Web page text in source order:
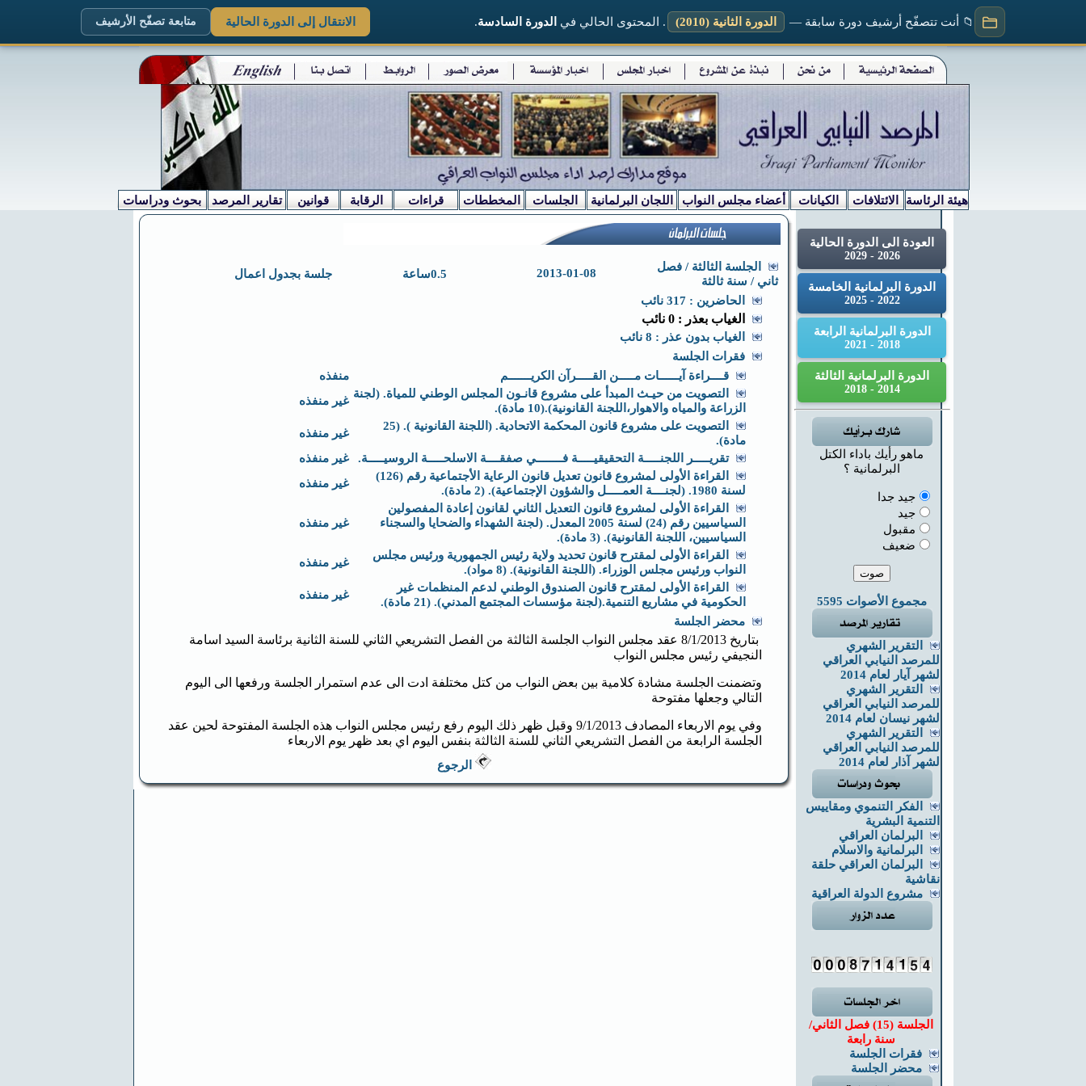
📁 أنت تتصفّح أرشيف دورة سابقة — الدورة الثانية (2010) . المحتوى الحالي في الدورة السادسة. الانتقال إلى الدورة الحالية متابعة تصفّح الأرشيف
هيئة الرئاسة الائتلافات الكيانات أعضاء مجلس النواب اللجان البرلمانية الجلسات المخططات قراءات الرقابة قوانين تقارير المرصد بحوث ودراسات
العودة الى الدورة الحالية
2026 - 2029
الدورة البرلمانية الخامسة
2022 - 2025
الدورة البرلمانية الرابعة
2018 - 2021
الدورة البرلمانية الثالثة
2014 - 2018
ماهو رأيك باداء الكتل
البرلمانية ؟
جيد جدا
جيد
مقبول
ضعيف
مجموع الأصوات 5595
التقرير الشهري
للمرصد النيابي العراقي
لشهر آيار لعام 2014
التقرير الشهري
للمرصد النيابي العراقي
لشهر نيسان لعام 2014
التقرير الشهري
للمرصد النيابي العراقي
لشهر آذار لعام 2014
الفكر التنموي ومقاييس
التنمية البشرية
البرلمان العراقي
البرلمانية والاسلام
البرلمان العراقي حلقة
نقاشية
مشروع الدولة العراقية
الجلسة (15) فصل الثاني/
سنة رابعة
فقرات الجلسة
محضر الجلسة
الجلسة الثالثة / فصل
ثاني / سنة ثالثة
2013-01-08 0.5ساعة جلسة بجدول اعمال
الحاضرين : 317 نائب
الغياب بعذر : 0 نائب
الغياب بدون عذر : 8 نائب
فقرات الجلسة
قــــراءة آيــــــات مـــــن القـــــرآن الكريـــــــم
منفذه
التصويت من حيـث المبدأ على مشروع قانـون المجلس الوطني للمياة. (لجنة
الزراعة والمياه والاهوار،اللجنة القانونية).(10 مادة).
غير منفذه
التصويت على مشروع قانون المحكمة الاتحادية. (اللجنة القانونية ). (25
مادة).
غير منفذه
تقريـــــر اللجنـــــة التحقيقيـــــة فــــــــي صفقــــة الاسلحـــــة الروسيـــــة.
غير منفذه
القراءة الأولى لمشروع قانون تعديل قانون الرعاية الأجتماعية رقم (126)
لسنة 1980. (لجنــــة العمـــــل والشؤون الإجتماعية). (2 مادة).
غير منفذه
القراءة الأولى لمشروع قانون التعديل الثاني لقانون إعادة المفصولين
السياسيين رقم (24) لسنة 2005 المعدل. (لجنة الشهداء والضحايا والسجناء
السياسيين، اللجنة القانونية). (3 مادة).
غير منفذه
القراءة الأولى لمقترح قانون تحديد ولاية رئيس الجمهورية ورئيس مجلس
النواب ورئيس مجلس الوزراء. (اللجنة القانونية). (8 مواد).
غير منفذه
القراءة الأولى لمقترح قانون الصندوق الوطني لدعم المنظمات غير
الحكومية في مشاريع التنمية.(لجنة مؤسسات المجتمع المدني). (21 مادة).
غير منفذه
محضر الجلسة
بتاريخ 8/1/2013 عقد مجلس النواب الجلسة الثالثة من الفصل التشريعي الثاني للسنة الثانية برئاسة السيد اسامة
النجيفي رئيس مجلس النواب
وتضمنت الجلسة مشادة كلامية بين بعض النواب من كتل مختلفة ادت الى عدم استمرار الجلسة ورفعها الى اليوم
التالي وجعلها مفتوحة
وفي يوم الاربعاء المصادف 9/1/2013 وقبل ظهر ذلك اليوم رفع رئيس مجلس النواب هذه الجلسة المفتوحة لحين عقد
الجلسة الرابعة من الفصل التشريعي الثاني للسنة الثالثة بنفس اليوم اي بعد ظهر يوم الاربعاء
الرجوع